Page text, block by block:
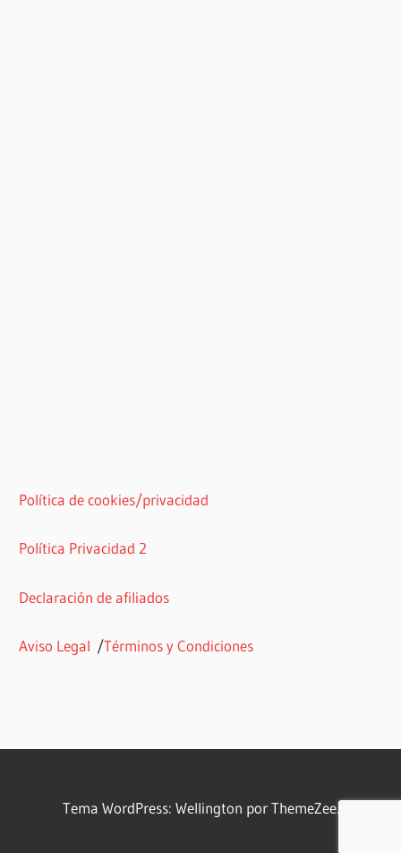
Política de cookies/privacidad
Política Privacidad 2
Declaración de afiliados
Aviso Legal /Términos y Condiciones
Tema WordPress: Wellington por ThemeZee.